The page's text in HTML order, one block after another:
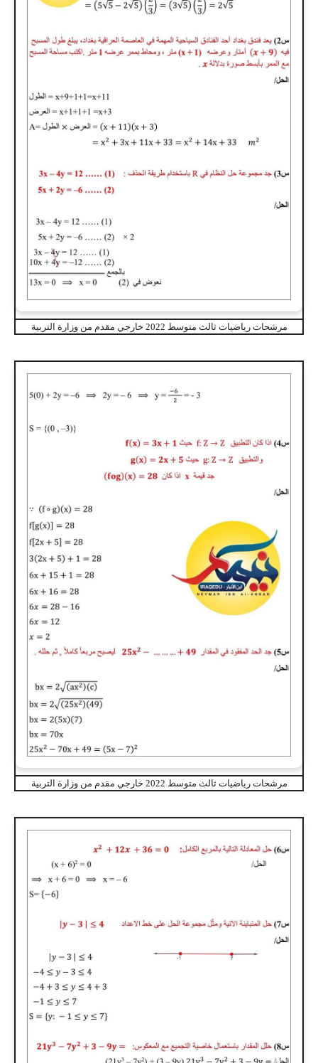
مرشحات رياضيات ثالث متوسط 2022 خارجي مقدم من وزارة التربية
مرشحات رياضيات ثالث متوسط 2022 خارجي مقدم من وزارة التربية